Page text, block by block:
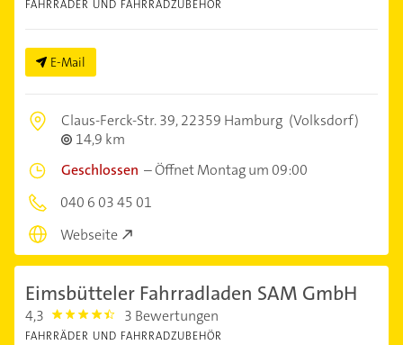
FAHRRÄDER UND FAHRRADZUBEHÖR
E-Mail
Claus-Ferck-Str. 39,22359 Hamburg (Volksdorf)
14,9 km
Geschlossen –Öffnet Montag um 09:00
040 6 03 45 01
Webseite
Eimsbütteler Fahrradladen SAM GmbH
4,3 4.3 3 Bewertungen
FAHRRÄDER UND FAHRRADZUBEHÖR